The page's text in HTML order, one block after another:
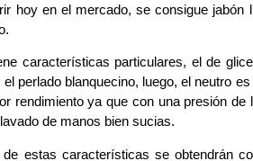
hoy en el mercado, se consigue jabón
características particulares, el de
perlado blanquecino, luego, el neutro
rendimiento ya que con una presión de
de manos bien sucias.
estas características se obtendrán